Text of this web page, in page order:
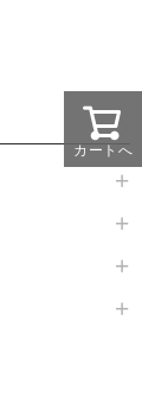
カートへ